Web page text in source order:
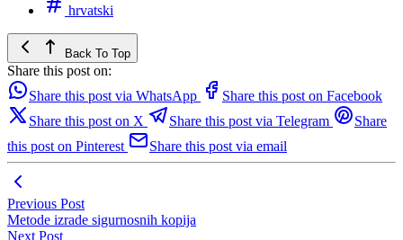
hrvatski
Back To Top
Share this post on:
Share this post via WhatsApp
Share this post on Facebook
Share this post on X
Share this post via Telegram
Share
this post on Pinterest
Share this post via email
Previous Post
Metode izrade sigurnosnih kopija
Next Post